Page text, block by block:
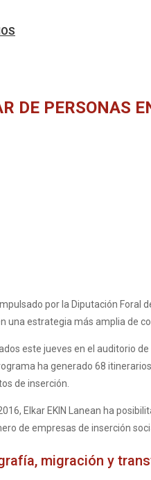
DE PERSONAS
por la Diputación
una estrategia más amplia de
este jueves en el auditorio
ha generado 68
de inserción.
Elkar EKIN Lanean ha
de empresas de inserción
migración y